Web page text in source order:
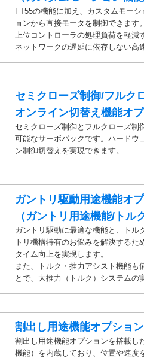
FT55の機能に加え、カスタムモー
ョンから直接モータを制御できます。
上位コントローラの処理負荷を軽
ネットワークの遅延に依存しない高
セミクローズ制御/フルク
オンライン切替え機能オ
セミクローズ制御とフルクローズ制
可能なサーボパックです。ハードウ
ン制御切替えを実現できます。
ガントリ駆動用途機能オ
（ガントリ用途機能/トル
ガントリ駆動に最適な機能と、トル
トリ機構特有のお悩みを解決する
タイム向上を実現します。
また、トルク・推力アシスト機能も
とで、大推力（トルク）システムの
割出し用途機能オプショ
割出し用途機能オプションを搭載し
機能）を内蔵しており、位置や速度